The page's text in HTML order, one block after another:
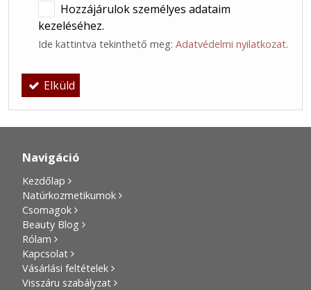
Hozzájárulok személyes adataim
kezeléséhez.
Ide kattintva tekinthető meg: Adatvédelmi nyilatkozat.
Elküld
Navigáció
Kezdőlap
Natúrkozmetikumok
Csomagok
Beauty Blog
Rólam
Kapcsolat
Vásárlási feltételek
Visszáru szabályzat